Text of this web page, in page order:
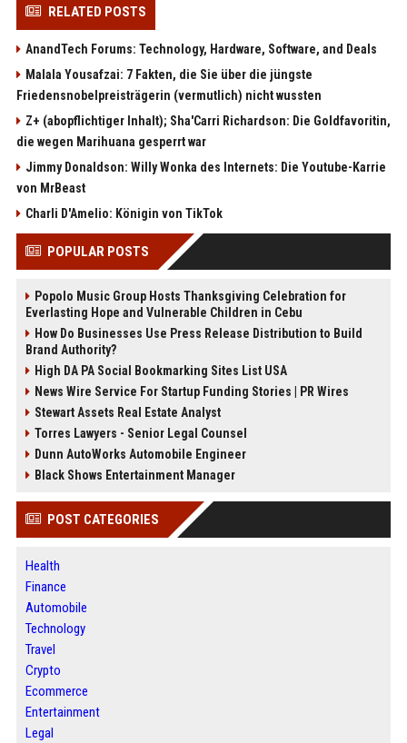
RELATED POSTS
AnandTech Forums: Technology, Hardware, Software, and Deals
Malala Yousafzai: 7 Fakten, die Sie über die jüngste
Friedensnobelpreisträgerin (vermutlich) nicht wussten
Z+ (abopflichtiger Inhalt); Sha'Carri Richardson: Die Goldfavoritin,
die wegen Marihuana gesperrt war
Jimmy Donaldson: Willy Wonka des Internets: Die Youtube-Karrie
von MrBeast
Charli D'Amelio: Königin von TikTok
POPULAR POSTS
Popolo Music Group Hosts Thanksgiving Celebration for
Everlasting Hope and Vulnerable Children in Cebu
How Do Businesses Use Press Release Distribution to Build
Brand Authority?
High DA PA Social Bookmarking Sites List USA
News Wire Service For Startup Funding Stories | PR Wires
Stewart Assets Real Estate Analyst
Torres Lawyers - Senior Legal Counsel
Dunn AutoWorks Automobile Engineer
Black Shows Entertainment Manager
POST CATEGORIES
Health
Finance
Automobile
Technology
Travel
Crypto
Ecommerce
Entertainment
Legal